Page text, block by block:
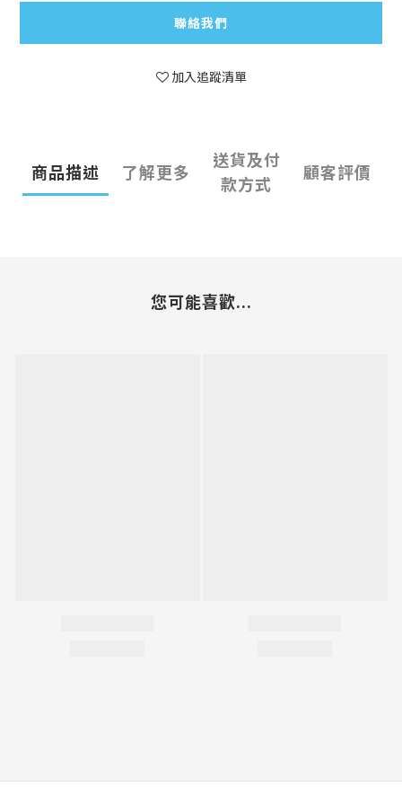
聯絡我們
加入追蹤清單
商品描述 了解更多
送貨及付
款方式
顧客評價
您可能喜歡...